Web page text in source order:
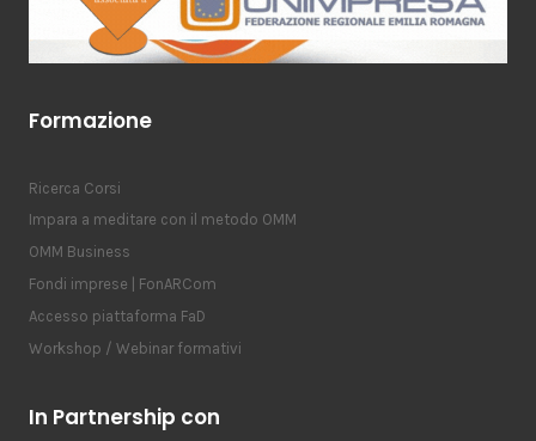
Formazione
Ricerca Corsi
Impara a meditare con il metodo OMM
OMM Business
Fondi imprese | FonARCom
Accesso piattaforma FaD
Workshop / Webinar formativi
In Partnership con